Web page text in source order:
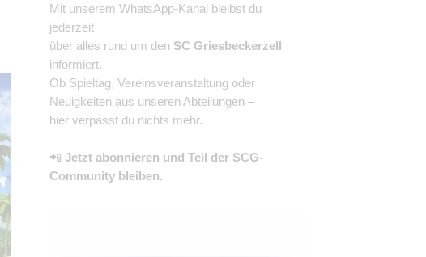
Mit unserem WhatsApp-Kanal bleibst du
jederzeit
über alles rund um den SC Griesbeckerzell
informiert.
Ob Spieltag, Vereinsveranstaltung oder
Neuigkeiten aus unseren Abteilungen –
hier verpasst du nichts mehr.
📲 Jetzt abonnieren und Teil der SCG-
Community bleiben.